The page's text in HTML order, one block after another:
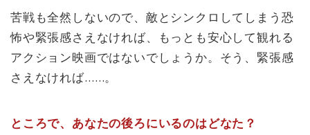
苦戦も全然しないので、敵とシンクロしてしまう恐
怖や緊張感さえなければ、もっとも安心して観れる
アクション映画ではないでしょうか。そう、緊張感
さえなければ……。
ところで、あなたの後ろにいるのはどなた？